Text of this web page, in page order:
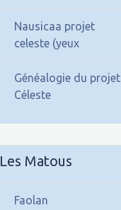
Nausicaa projet
celeste (yeux
Généalogie du projet
Céleste
Les Matous
Faolan